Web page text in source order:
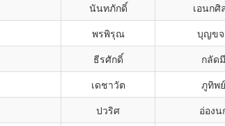
นันทภักดิ์ เอนกศิ
พรพิรุณ บุญข
ธีรศักดิ์ กลัดมี
เดชาวัต ภูทิพย์
ปวริศ อ่องน